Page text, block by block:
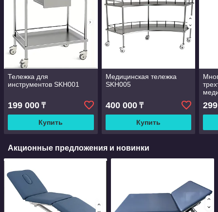
Тележка для
инструментов SKH001
199 000 ₸
Купить
Медицинская тележка
SKH005
400 000₸
Купить
Акционные предложения и новинки